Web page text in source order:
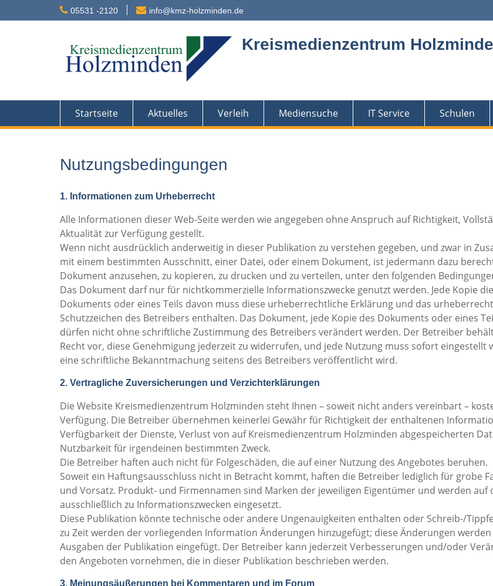
to
05531 -2120 info@kmz-holzminden.de
Kreismedienzentrum
Startseite Aktuelles Verleih Mediensuche IT Service Schulen
Nutzungsbedingungen
1. Informationen zum Urheberrecht
Alle Informationen dieser Web-Seite werden wie angegeben ohne Anspruch auf Richtigkeit,
Aktualität zur Verfügung gestellt.
Wenn nicht ausdrücklich anderweitig in dieser Publikation zu verstehen gegeben, und zwar in
mit einem bestimmten Ausschnitt, einer Datei, oder einem Dokument, ist jedermann dazu
Dokument anzusehen, zu kopieren, zu drucken und zu verteilen, unter den folgenden
Das Dokument darf nur für nichtkommerzielle Informationszwecke genutzt werden. Jede Kopie
Dokuments oder eines Teils davon muss diese urheberrechtliche Erklärung und das
Schutzzeichen des Betreibers enthalten. Das Dokument, jede Kopie des Dokuments oder eines
dürfen nicht ohne schriftliche Zustimmung des Betreibers verändert werden. Der Betreiber
Recht vor, diese Genehmigung jederzeit zu widerrufen, und jede Nutzung muss sofort eingestellt
eine schriftliche Bekanntmachung seitens des Betreibers veröffentlicht wird.
2. Vertragliche Zuversicherungen und Verzichterklärungen
Die Website Kreismedienzentrum Holzminden steht Ihnen – soweit nicht anders vereinbart –
Verfügung. Die Betreiber übernehmen keinerlei Gewähr für Richtigkeit der enthaltenen
Verfügbarkeit der Dienste, Verlust von auf Kreismedienzentrum Holzminden abgespeicherten
Nutzbarkeit für irgendeinen bestimmten Zweck.
Die Betreiber haften auch nicht für Folgeschäden, die auf einer Nutzung des Angebotes beruhen.
Soweit ein Haftungsausschluss nicht in Betracht kommt, haften die Betreiber lediglich für grobe
und Vorsatz. Produkt- und Firmennamen sind Marken der jeweiligen Eigentümer und werden auf
ausschließlich zu Informationszwecken eingesetzt.
Diese Publikation könnte technische oder andere Ungenauigkeiten enthalten oder Schreib-/
zu Zeit werden der vorliegenden Information Änderungen hinzugefügt; diese Änderungen
Ausgaben der Publikation eingefügt. Der Betreiber kann jederzeit Verbesserungen und/oder
den Angeboten vornehmen, die in dieser Publikation beschrieben werden.
3. Meinungsäußerungen bei Kommentaren und im Forum